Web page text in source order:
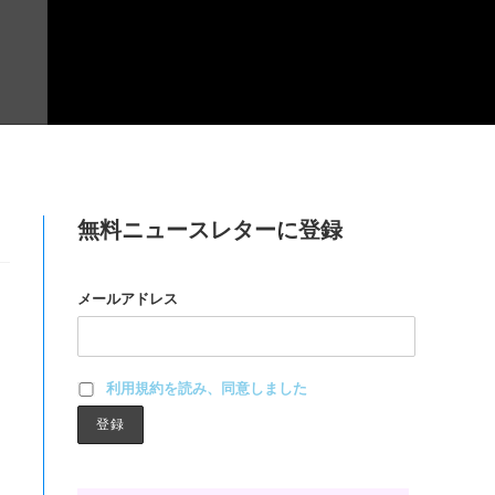
無料ニュースレターに登録
メールアドレス
利用規約を読み、同意しました